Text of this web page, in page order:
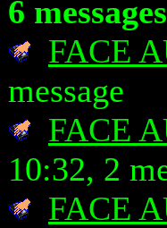
6 messages
FACE
message
FACE
10:32, 2
FACE